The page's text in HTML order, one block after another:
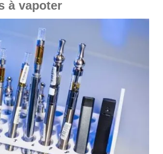
à vapoter